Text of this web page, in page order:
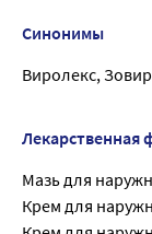
Синонимы
Виролекс,
Лекарственная
Мазь для
Крем для